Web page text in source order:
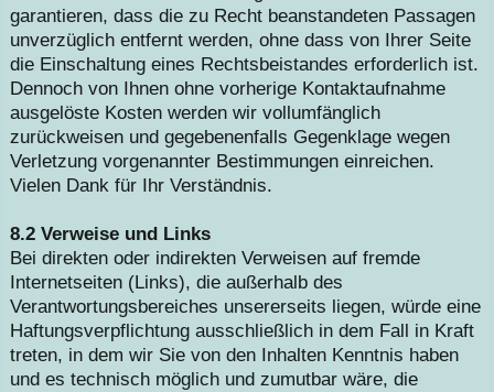
garantieren, dass die zu Recht beanstandeten Passagen
unverzüglich entfernt werden, ohne dass von Ihrer Seite
die Einschaltung eines Rechtsbeistandes erforderlich ist.
Dennoch von Ihnen ohne vorherige Kontaktaufnahme
ausgelöste Kosten werden wir vollumfänglich
zurückweisen und gegebenenfalls Gegenklage wegen
Verletzung vorgenannter Bestimmungen einreichen.
Vielen Dank für Ihr Verständnis.
8.2 Verweise und Links
Bei direkten oder indirekten Verweisen auf fremde
Internetseiten (Links), die außerhalb des
Verantwortungsbereiches unsererseits liegen, würde eine
Haftungsverpflichtung ausschließlich in dem Fall in Kraft
treten, in dem wir Sie von den Inhalten Kenntnis haben
und es technisch möglich und zumutbar wäre, die